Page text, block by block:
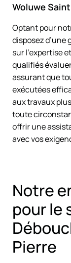
Woluwe
Optant pour
disposez d’une
sur l’expertise
qualifiés
assurant que
exécutées
aux travaux
toute
offrir une
avec vos
Notre
pour le
Pierre